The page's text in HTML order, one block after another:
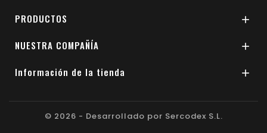
PRODUCTOS 
NUESTRA COMPAÑÍA 
Información de la tienda 
© 2026 - Desarrollado por Sercodex S.L.